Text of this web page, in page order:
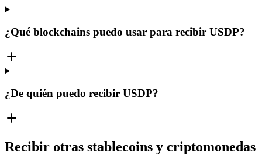
¿Qué blockchains puedo usar para recibir USDP?
¿De quién puedo recibir USDP?
Recibir otras stablecoins y criptomonedas